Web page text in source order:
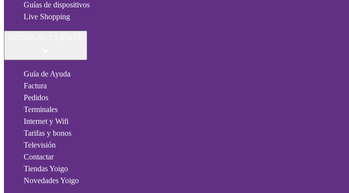
Guías de dispositivos
Live Shopping
Guía de Ayuda
Factura
Pedidos
Terminales
Internet y Wifi
Tarifas y bonos
Televisión
Contactar
Tiendas Yoigo
Novedades Yoigo